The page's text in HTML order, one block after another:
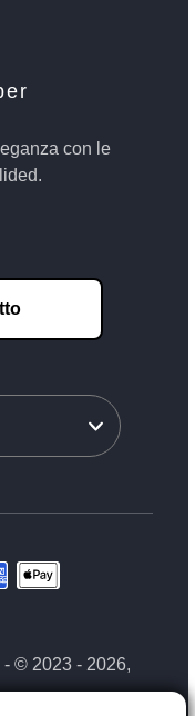
con le
© 2023 - 2026,